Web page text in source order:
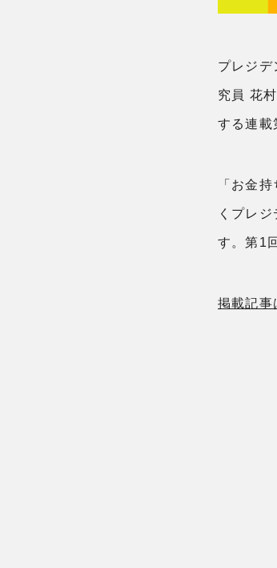
プレジ
究員 花
する連載
「お金
くプレ
す。第1
掲載記事